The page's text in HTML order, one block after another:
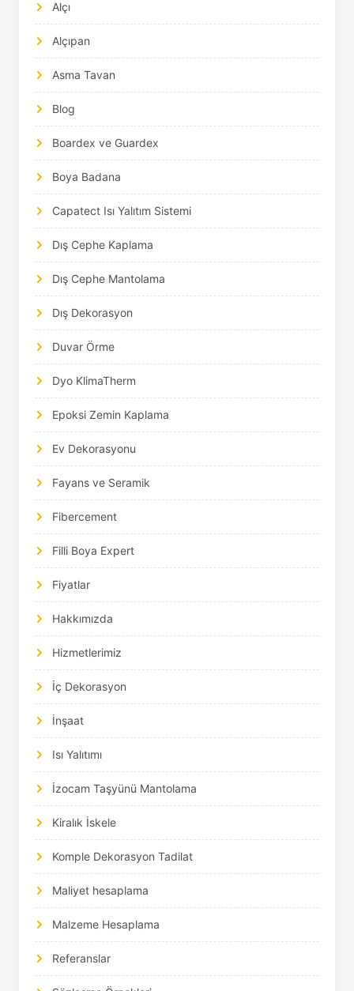
Alçı
Alçıpan
Asma Tavan
Blog
Boardex ve Guardex
Boya Badana
Capatect Isı Yalıtım Sistemi
Dış Cephe Kaplama
Dış Cephe Mantolama
Dış Dekorasyon
Duvar Örme
Dyo KlimaTherm
Epoksi Zemin Kaplama
Ev Dekorasyonu
Fayans ve Seramik
Fibercement
Filli Boya Expert
Fiyatlar
Hakkımızda
Hizmetlerimiz
İç Dekorasyon
İnşaat
Isı Yalıtımı
İzocam Taşyünü Mantolama
Kiralık İskele
Komple Dekorasyon Tadilat
Maliyet hesaplama
Malzeme Hesaplama
Referanslar